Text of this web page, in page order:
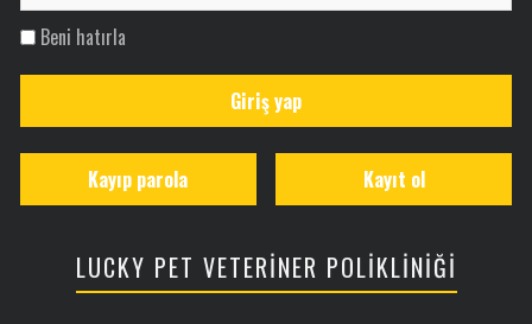
Beni hatırla
Giriş yap
Kayıt ol
Kayıp parola
LUCKY PET VETERİNER POLİKLİNİĞİ